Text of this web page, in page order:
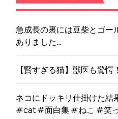
急成長の裏には豆柴とゴー
ありました…
【賢すぎる猫】獣医も驚
ネコにドッキリ仕掛けた
#cat #面白集 #ねこ #笑